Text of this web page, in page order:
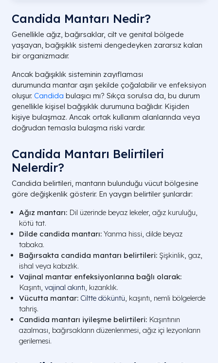
Candida Mantarı Nedir?
Genellikle ağız, bağırsaklar, cilt ve genital bölgede
yaşayan, bağışıklık sistemi dengedeyken zararsız kalan
bir organizmadır.
Ancak bağışıklık sisteminin zayıflaması
durumunda mantar aşırı şekilde çoğalabilir ve enfeksiyon
oluşur. Candida bulaşıcı mı? Sıkça sorulsa da, bu durum
genellikle kişisel bağışıklık durumuna bağlıdır. Kişiden
kişiye bulaşmaz. Ancak ortak kullanım alanlarında veya
doğrudan temasla bulaşma riski vardır.
Candida Mantarı Belirtileri
Nelerdir?
Candida belirtileri, mantarın bulunduğu vücut bölgesine
göre değişkenlik gösterir. En yaygın belirtiler şunlardır:
Ağız mantarı: Dil üzerinde beyaz lekeler, ağız kuruluğu,
kötü tat.
Dilde candida mantarı: Yanma hissi, dilde beyaz
tabaka.
Bağırsakta candida mantarı belirtileri: Şişkinlik, gaz,
ishal veya kabızlık.
Vajinal mantar enfeksiyonlarına bağlı olarak:
Kaşıntı, vajinal akıntı, kızarıklık.
Vücutta mantar: Ciltte döküntü, kaşıntı, nemli bölgelerde
tahriş.
Candida mantarı iyileşme belirtileri: Kaşıntının
azalması, bağırsakların düzenlenmesi, ağız içi lezyonların
gerilemesi.